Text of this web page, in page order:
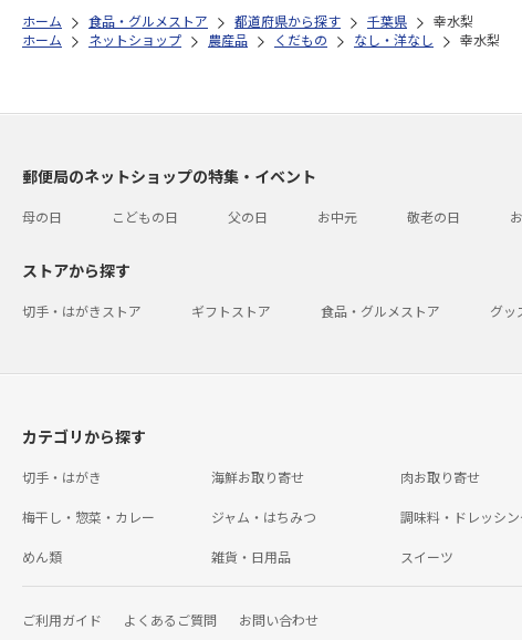
ホーム 食品・グルメストア 都道府県から探す 千葉県
幸水梨
ホーム
ネットショップ 農産品 くだもの なし・洋なし 幸水梨
郵便局のネットショップの特集・イベント
母の日 こどもの日 父の日 お中元 敬老の日
ストアから探す
切手・はがきストア ギフトストア 食品・グルメストア グッ
カテゴリから探す
切手・はがき 海鮮お取り寄せ 肉お取り寄せ
梅干し・惣菜・カレー ジャム・はちみつ 調味料・ドレッシ
めん類 雑貨・日用品 スイーツ
ご利用ガイド よくあるご質問 お問い合わせ